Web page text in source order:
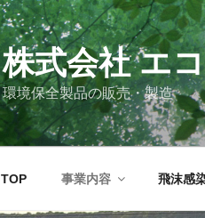
株式会社 エ
環境保全製品の販売・製造
TOP 事業内容 飛沫感